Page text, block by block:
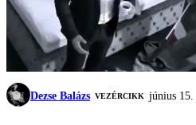
Dezse Balázs VEZÉRCIKK június 15.